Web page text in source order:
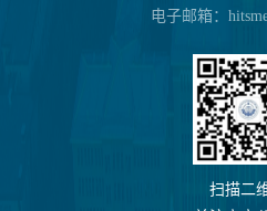
电子邮箱：
扫描二